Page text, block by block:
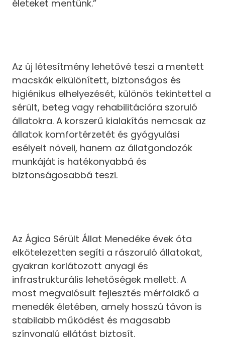
életeket mentünk.”
Az új létesítmény lehetővé teszi a mentett
macskák elkülönített, biztonságos és
higiénikus elhelyezését, különös tekintettel a
sérült, beteg vagy rehabilitációra szoruló
állatokra. A korszerű kialakítás nemcsak az
állatok komfortérzetét és gyógyulási
esélyeit növeli, hanem az állatgondozók
munkáját is hatékonyabbá és
biztonságosabbá teszi.
Az Ágica Sérült Állat Menedéke évek óta
elkötelezetten segíti a rászoruló állatokat,
gyakran korlátozott anyagi és
infrastrukturális lehetőségek mellett. A
most megvalósult fejlesztés mérföldkő a
menedék életében, amely hosszú távon is
stabilabb működést és magasabb
színvonalú ellátást biztosít.